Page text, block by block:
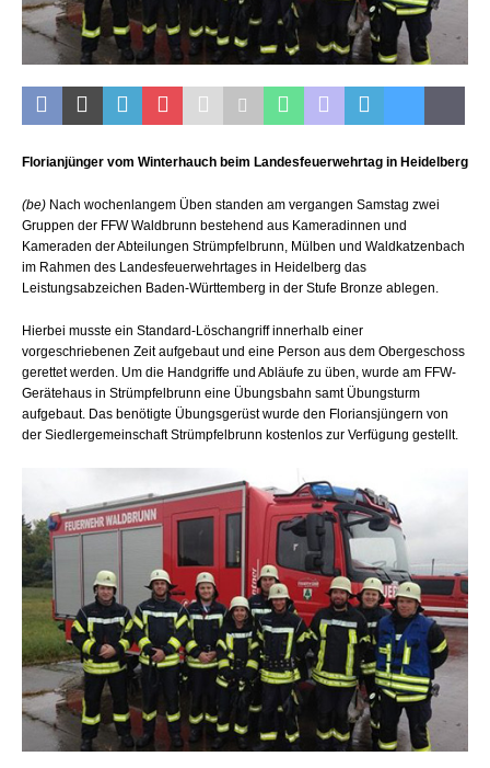
Florianjünger vom Winterhauch beim Landesfeuerwehrtag in Heidelberg
(be) Nach wochenlangem Üben standen am vergangen Samstag zwei
Gruppen der FFW Waldbrunn bestehend aus Kameradinnen und
Kameraden der Abteilungen Strümpfelbrunn, Mülben und Waldkatzenbach
im Rahmen des Landesfeuerwehrtages in Heidelberg das
Leistungsabzeichen Baden-Württemberg in der Stufe Bronze ablegen.
Hierbei musste ein Standard-Löschangriff innerhalb einer
vorgeschriebenen Zeit aufgebaut und eine Person aus dem Obergeschoss
gerettet werden. Um die Handgriffe und Abläufe zu üben, wurde am FFW-
Gerätehaus in Strümpfelbrunn eine Übungsbahn samt Übungsturm
aufgebaut. Das benötigte Übungsgerüst wurde den Floriansjüngern von
der Siedlergemeinschaft Strümpfelbrunn kostenlos zur Verfügung gestellt.